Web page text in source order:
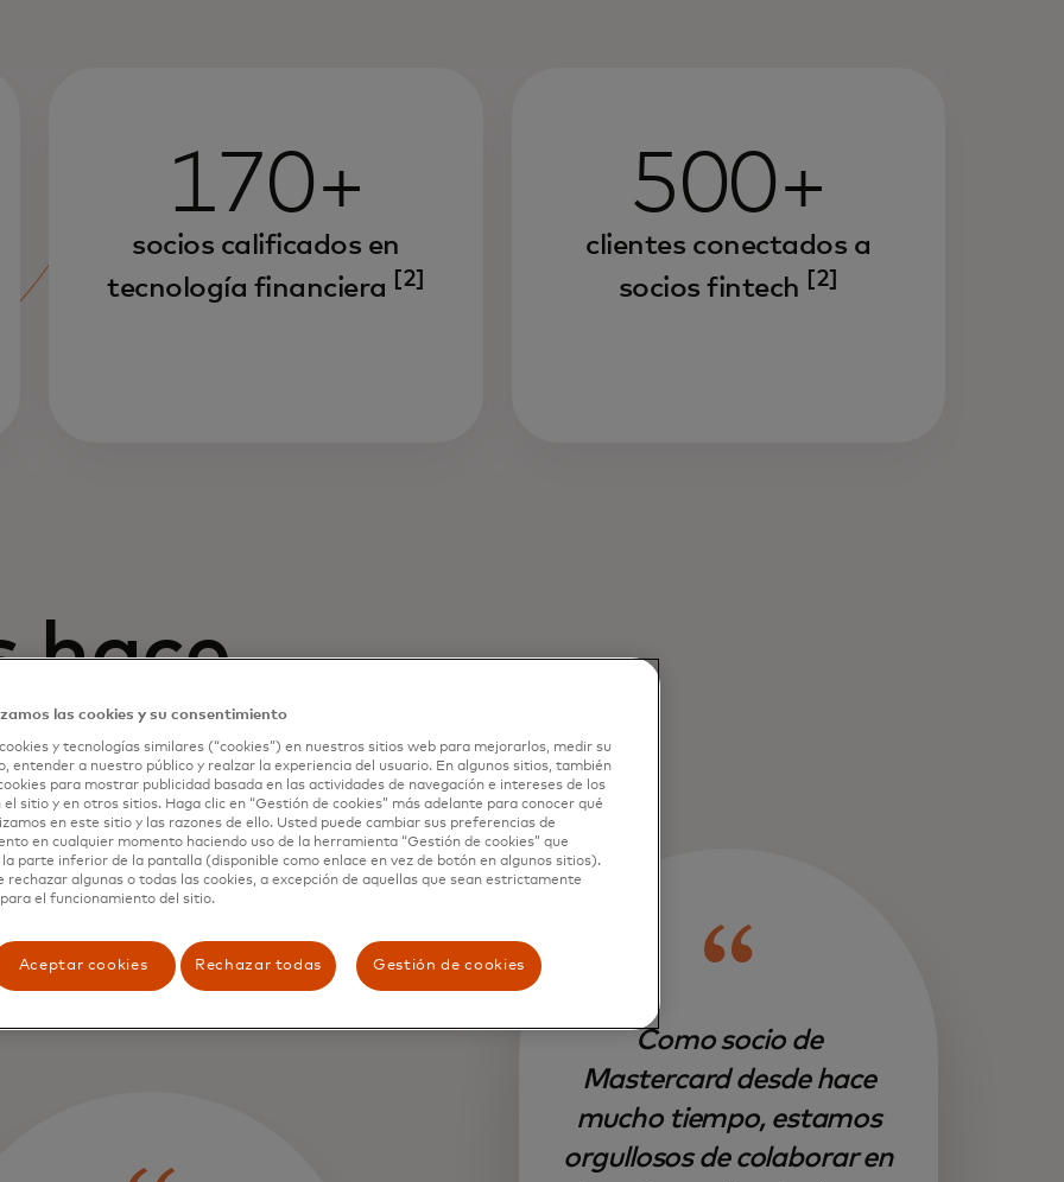
170+
socios calificados en
tecnología financiera [2]
500+
clientes conectados a
socios fintech [2]
hace
Como socio de
Mastercard desde hace
mucho tiempo, estamos
orgullosos de colaborar en
las cookies y su consentimiento
y tecnologías similares (“cookies”) en nuestros sitios web para mejorarlos, medir su
entender a nuestro público y realzar la experiencia del usuario. En algunos sitios, también
para mostrar publicidad basada en las actividades de navegación e intereses de los
el sitio y en otros sitios. Haga clic en “Gestión de cookies” más adelante para conocer qué
en este sitio y las razones de ello. Usted puede cambiar sus preferencias de
en cualquier momento haciendo uso de la herramienta “Gestión de cookies” que
parte inferior de la pantalla (disponible como enlace en vez de botón en algunos sitios).
rechazar algunas o todas las cookies, a excepción de aquellas que sean estrictamente
el funcionamiento del sitio.
Aceptar cookies Rechazar todas Gestión de cookies